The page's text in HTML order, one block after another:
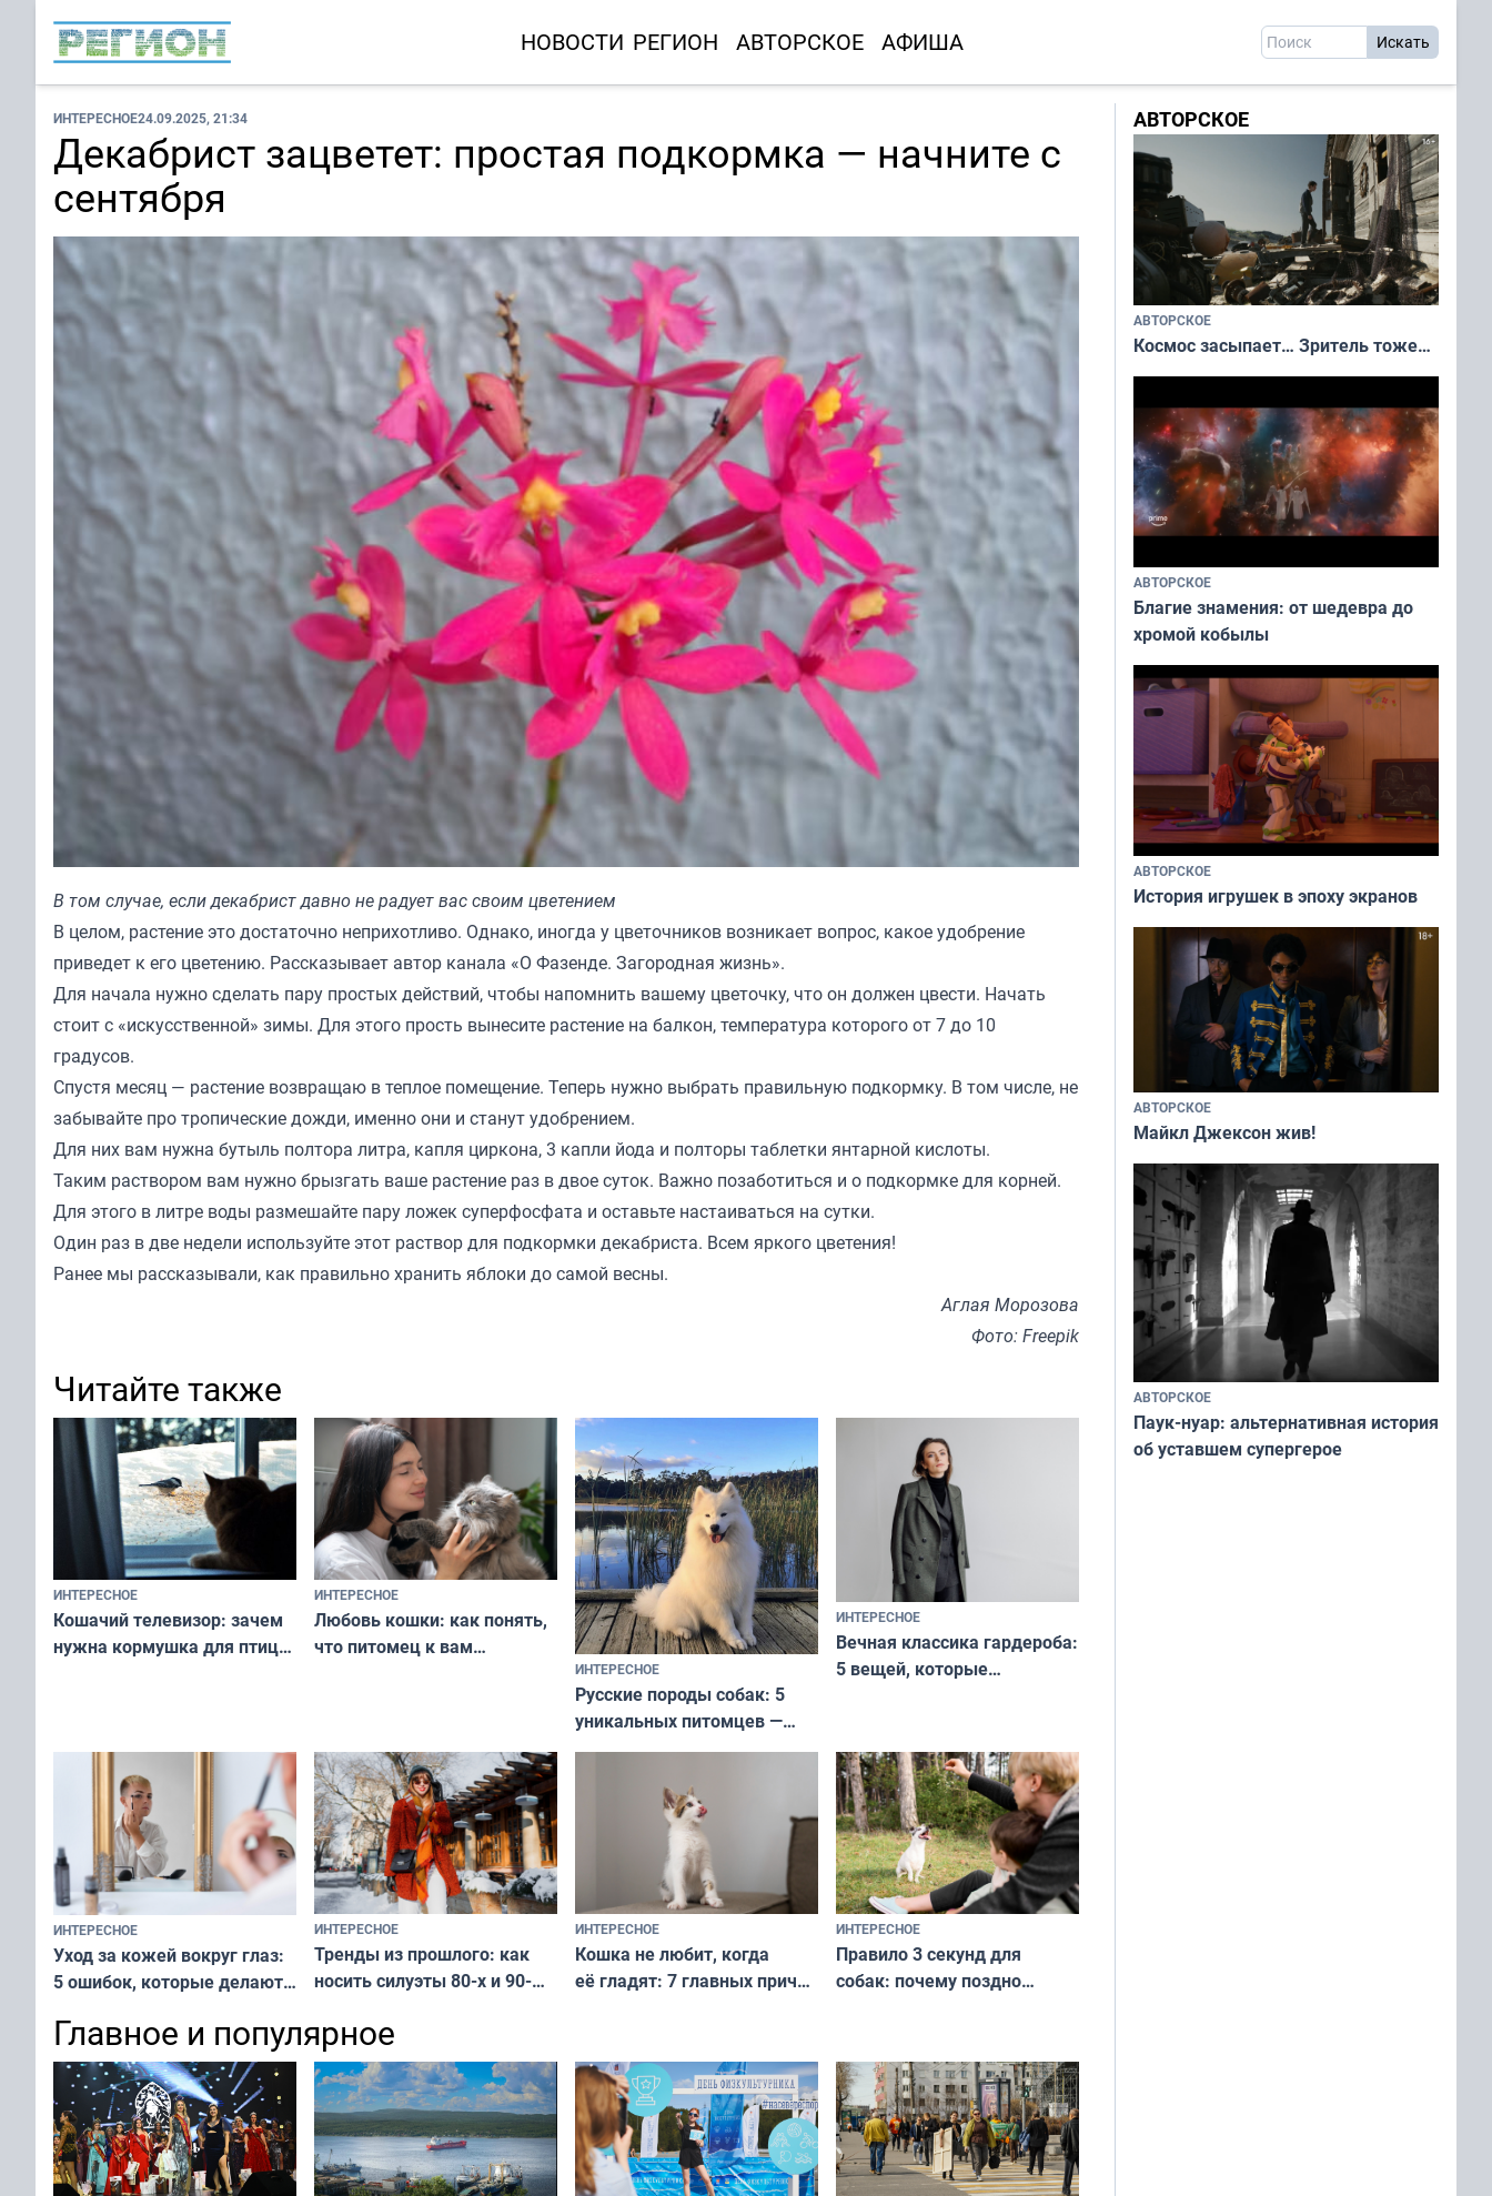
НОВОСТИ РЕГИОН АВТОРСКОЕ АФИША
ИНТЕРЕСНОЕ24.09.2025, 21:34
Декабрист зацветет: простая подкормка — начните с
сентября
В том случае, если декабрист давно не радует вас своим цветением
В целом, растение это достаточно неприхотливо. Однако, иногда у цветочников возникает вопрос, какое удобрение
приведет к его цветению. Рассказывает автор канала «О Фазенде. Загородная жизнь».
Для начала нужно сделать пару простых действий, чтобы напомнить вашему цветочку, что он должен цвести. Начать
стоит с «искусственной» зимы. Для этого прость вынесите растение на балкон, температура которого от 7 до 10
градусов.
Спустя месяц — растение возвращаю в теплое помещение. Теперь нужно выбрать правильную подкормку. В том числе, не
забывайте про тропические дожди, именно они и станут удобрением.
Для них вам нужна бутыль полтора литра, капля циркона, 3 капли йода и полторы таблетки янтарной кислоты.
Таким раствором вам нужно брызгать ваше растение раз в двое суток. Важно позаботиться и о подкормке для корней.
Для этого в литре воды размешайте пару ложек суперфосфата и оставьте настаиваться на сутки.
Один раз в две недели используйте этот раствор для подкормки декабриста. Всем яркого цветения!
Ранее мы рассказывали, как правильно хранить яблоки до самой весны.
Аглая Морозова
Фото: Freepik
Читайте также
ИНТЕРЕСНОЕ
Кошачий телевизор: зачем
нужна кормушка для птиц
ИНТЕРЕСНОЕ
Любовь кошки: как понять,
что питомец к вам
ИНТЕРЕСНОЕ
Русские породы собак: 5
уникальных питомцев —
национальные сокровища
и характером
ИНТЕРЕСНОЕ
Вечная классика гардероба:
5 вещей, которые
и актуально в любой сезон
ИНТЕРЕСНОЕ
Уход за кожей вокруг глаз:
5 ошибок, которые делают
и вернуть свежий взгляд
без дорогих средств
ИНТЕРЕСНОЕ
Тренды из прошлого: как
носить силуэты 80-х и 90-
современно и стильно без
переплат
ИНТЕРЕСНОЕ
Кошка не любит, когда
её гладят: 7 главных причин
независимому питомцу
ИНТЕРЕСНОЕ
Правило 3 секунд для
собак: почему поздно
питомцу всё сразу и без
криков
Главное и популярное
АВТОРСКОЕ
АВТОРСКОЕ
Космос засыпает… Зритель тоже…
АВТОРСКОЕ
Благие знамения: от шедевра до
хромой кобылы
АВТОРСКОЕ
История игрушек в эпоху экранов
АВТОРСКОЕ
Майкл Джексон жив!
АВТОРСКОЕ
Паук-нуар: альтернативная история
об уставшем супергерое